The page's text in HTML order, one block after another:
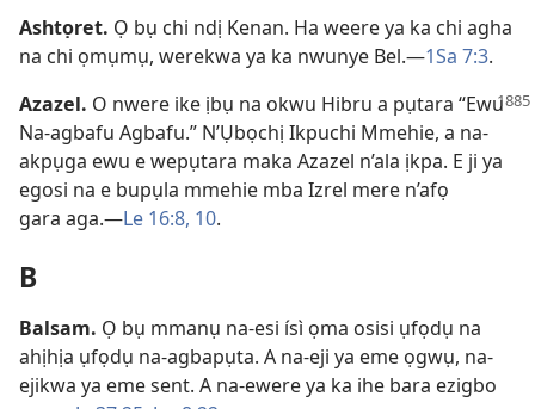
Ashtọret. Ọ bụ chi ndị Kenan. Ha weere ya ka chi agha
na chi ọmụmụ, werekwa ya ka nwunye Bel.​—1Sa 7:3.
Azazel. O nwere ike ịbụ na okwu Hibru a pụtara “Ewu
Na-agbafu Agbafu.” N’Ụbọchị Ikpuchi Mmehie, a na-
akpụga ewu e wepụtara maka Azazel n’ala ịkpa. E ji ya
egosi na e bupụla mmehie mba Izrel mere n’afọ
gara aga.​—Le 16:​8, 10.
B
Balsam. Ọ bụ mmanụ na-esi ísì ọma osisi ụfọdụ na
ahịhịa ụfọdụ na-agbapụta. A na-eji ya eme ọgwụ, na-
ejikwa ya eme sent. A na-ewere ya ka ihe bara ezigbo